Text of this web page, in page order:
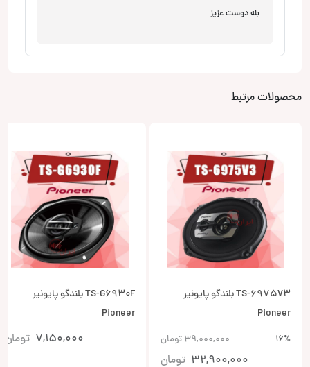
بله دوست عزیز
محصولات مرتبط
TS-6975V3 بلندگو پایونیر
Pioneer
16%
39,000,000تومان
32,900,000 تومان
TS-G6930F بلندگو پایونیر
Pioneer
7,150,000 تومان